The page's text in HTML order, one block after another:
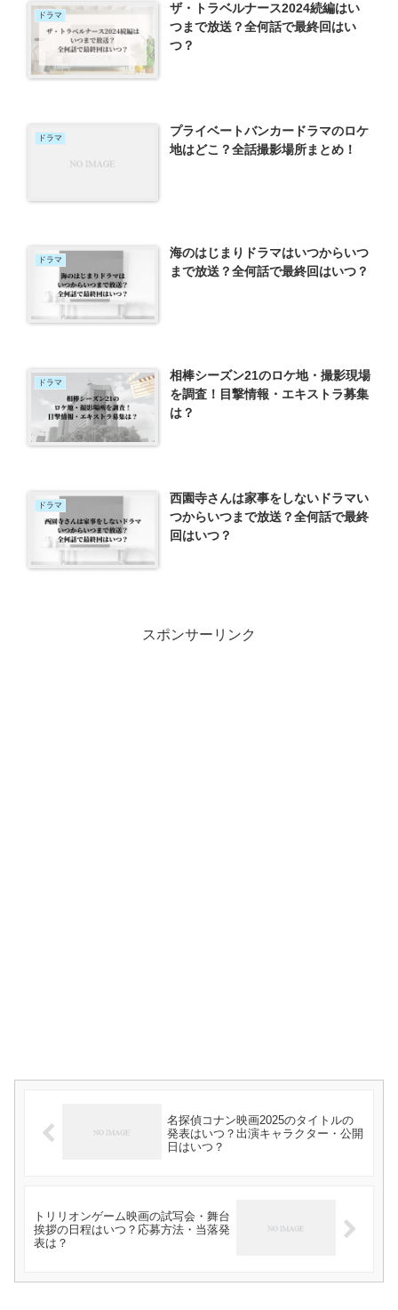
ドラマ
ザ・トラベルナース2024続編はい
つまで放送？全何話で最終回はい
つ？
ドラマ
プライベートバンカードラマのロケ
地はどこ？全話撮影場所まとめ！
ドラマ
海のはじまりドラマはいつからいつ
まで放送？全何話で最終回はいつ？
ドラマ
相棒シーズン21のロケ地・撮影現場
を調査！目撃情報・エキストラ募集
は？
ドラマ
西園寺さんは家事をしないドラマい
つからいつまで放送？全何話で最終
回はいつ？
スポンサーリンク
名探偵コナン映画2025のタイトルの
発表はいつ？出演キャラクター・公開
日はいつ？
トリリオンゲーム映画の試写会・舞台
挨拶の日程はいつ？応募方法・当落発
表は？